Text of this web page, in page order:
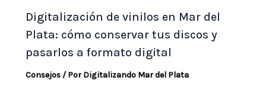
Digitalización de vinilos en Mar del
Plata: cómo conservar tus discos y
pasarlos a formato digital
Consejos/ PorDigitalizando Mar del Plata